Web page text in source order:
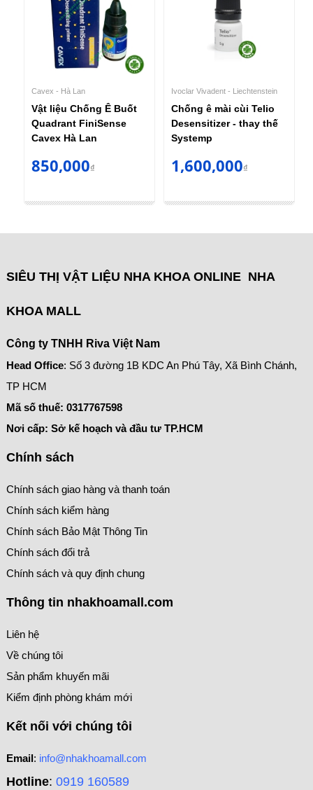
Cavex - Hà Lan
Vật liệu Chống Ê Buốt
Quadrant FiniSense
Cavex Hà Lan
850,000₫
Ivoclar Vivadent - Liechtenstein
Chống ê mài cùi Telio
Desensitizer - thay thế
Systemp
1,600,000₫
SIÊU THỊ VẬT LIỆU NHA KHOA ONLINE NHA
KHOA MALL
Công ty TNHH Riva Việt Nam
Head Office: Số 3 đường 1B KDC An Phú Tây, Xã Bình Chánh,
TP HCM
Mã số thuế: 0317767598
Nơi cấp: Sở kế hoạch và đầu tư TP.HCM
Chính sách
Chính sách giao hàng và thanh toán
Chính sách kiểm hàng
Chính sách Bảo Mật Thông Tin
Chính sách đổi trả
Chính sách và quy định chung
Thông tin nhakhoamall.com
Liên hệ
Về chúng tôi
Sản phẩm khuyến mãi
Kiểm định phòng khám mới
Kết nối với chúng tôi
Email: info@nhakhoamall.com
Hotline: 0919 160589